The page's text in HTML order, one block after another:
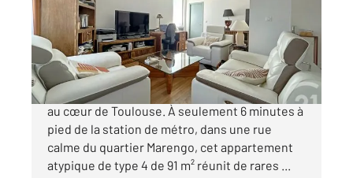
Appartement T4 à vendre
425 000 €
TOULOUSE (31500) - MARENGO L'esprit maison,
au cœur de Toulouse. À seulement 6 minutes à
pied de la station de métro, dans une rue
calme du quartier Marengo, cet appartement
atypique de type 4 de 91 m² réunit de rares ...